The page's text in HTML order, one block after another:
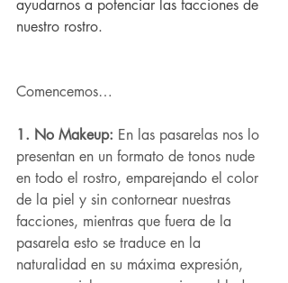
ayudarnos a potenciar las facciones de
nuestro rostro.
Comencemos…
1. No Makeup: En las pasarelas nos lo
presentan en un formato de tonos nude
en todo el rostro, emparejando el color
de la piel y sin contornear nuestras
facciones, mientras que fuera de la
pasarela esto se traduce en la
naturalidad en su máxima expresión,